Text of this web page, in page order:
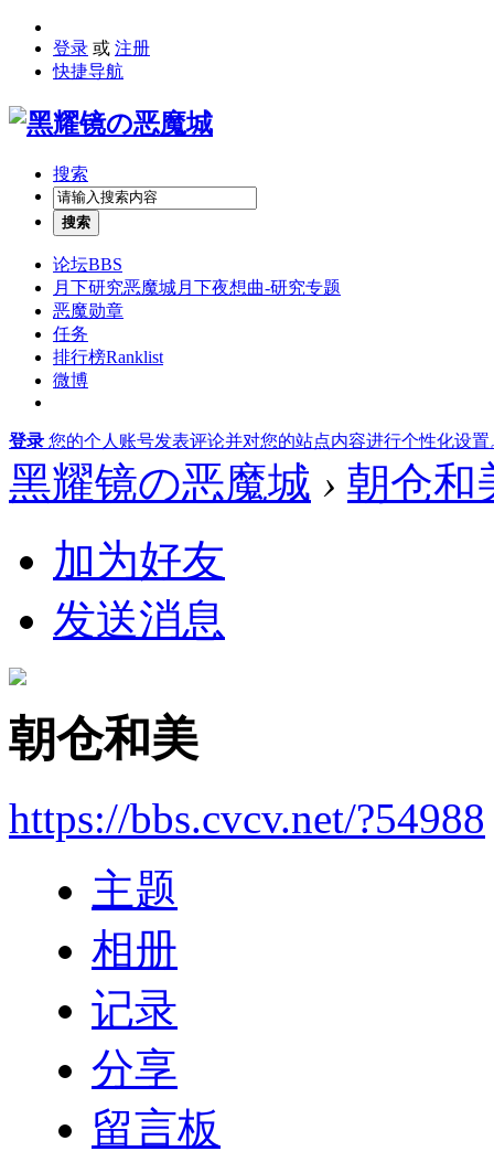
登录 或 注册
快捷导航
搜索
搜索
论坛BBS
月下研究恶魔城月下夜想曲-研究专题
恶魔勋章
任务
排行榜Ranklist
微博
登录 您的个人账号发表评论并对您的站点内容进行个性化设置
黑耀镜の恶魔城 › 朝仓和
加为好友
发送消息
朝仓和美
https://bbs.cvcv.net/?54988
主题
相册
记录
分享
留言板